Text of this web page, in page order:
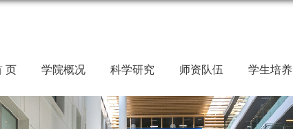
页 学院概况 科学研究 师资队伍 学生培养